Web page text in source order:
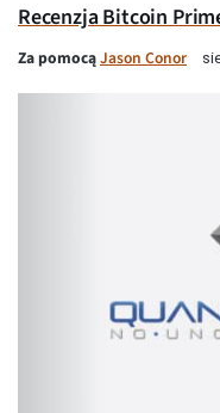
Recenzja Bitcoin
Za pomocąJason Conor